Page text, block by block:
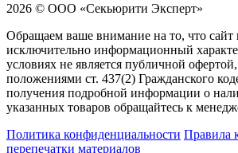
2026 © ООО «Секьюрити Эксперт»
Обращаем ваше внимание на то, что сайт
исключительно информационный
условиях не является публичной
положениями ст. 437(2) Гражданского
получения подробной информации о
указанных товаров обращайтесь к
Политика конфиденциальности Правила
перепечатки материалов